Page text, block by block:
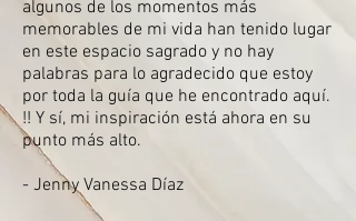
algunos de los momentos más
memorables de mi vida han tenido lugar
en este espacio sagrado y no hay
palabras para lo agradecido que estoy
por toda la guía que he encontrado aquí.
!! Y sí, mi inspiración está ahora en su
punto más alto.
- Jenny Vanessa Díaz